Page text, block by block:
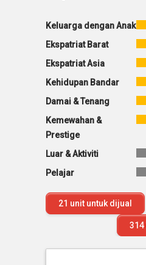
Keluarga dengan Anak
Ekspatriat Barat
Ekspatriat Asia
Kehidupan Bandar
Damai & Tenang
Kemewahan &
Prestige
Luar & Aktiviti
Pelajar
21 unit untuk dijual
314